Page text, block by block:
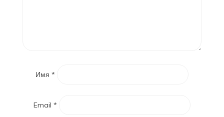
Имя *
Email *